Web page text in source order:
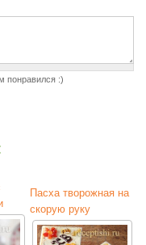
понравился :)
Пасха творожная на
скорую руку